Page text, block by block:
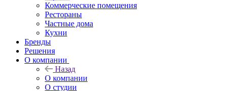
Коммерческие помещения
Рестораны
Частные дома
Кухни
Бренды
Решения
О компании
Назад
О компании
О студии